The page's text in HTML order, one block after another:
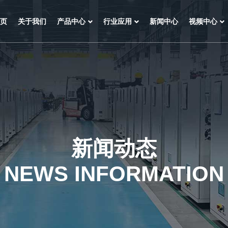
关于我们 产品中心 行业应用 新闻中心 视频中心
新闻动态
NEWS INFORMATION